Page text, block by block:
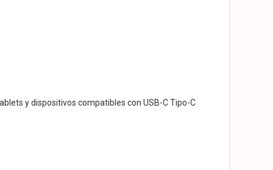
y dispositivos compatibles con USB-C Tipo-C